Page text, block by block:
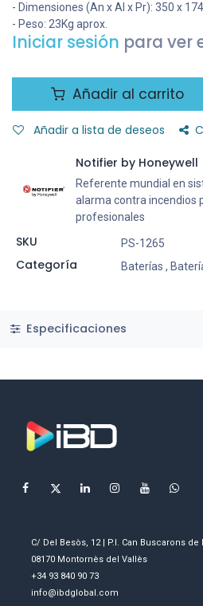
- Dimensiones (An x Al x Pr): 350 x
- Peso: 23Kg aprox.
Iniciar sesión para ver
Añadir al carrito
Añadir a lista de deseos
Notifier by Honeywell
Referente mundial en
alarma contra incendios
profesionales
SKU PS-1265
Categoría Baterías ,
Especificaciones
C/ Del Besòs, 12 | P.I. Can Buscarons de
08170 Montornès del Vallès
+34 93 840 90 73
info@ibdglobal.com